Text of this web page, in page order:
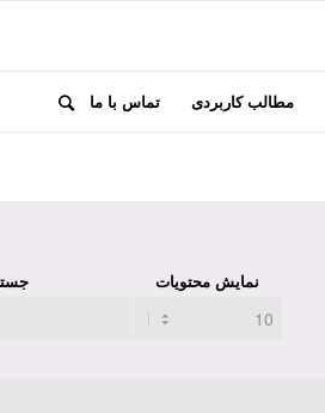
مطالب کاربردی تماس با ما
نمایش محتویات